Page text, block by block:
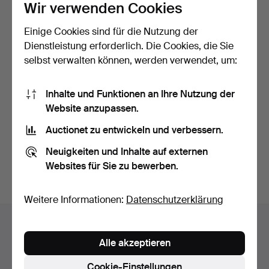
KAJ FRANCK,
NUUTAJÄRVI. small overlay
6 Gebote
KAJ FRANCK,
2 Gebote
Sie suchen in unserem Archiv der beendeten
Wir verwenden Cookies
Einige Cookies sind für die Nutzung der
Dienstleistung erforderlich. Die Cookies, die Sie
selbst verwalten können, werden verwendet, um:
Inhalte und Funktionen an Ihre Nutzung der
Website anzupassen.
Auctionet zu entwickeln und verbessern.
Neuigkeiten und Inhalte auf externen
Websites für Sie zu bewerben.
Weitere Informationen: Datenschutzerklärung
Alle akzeptieren